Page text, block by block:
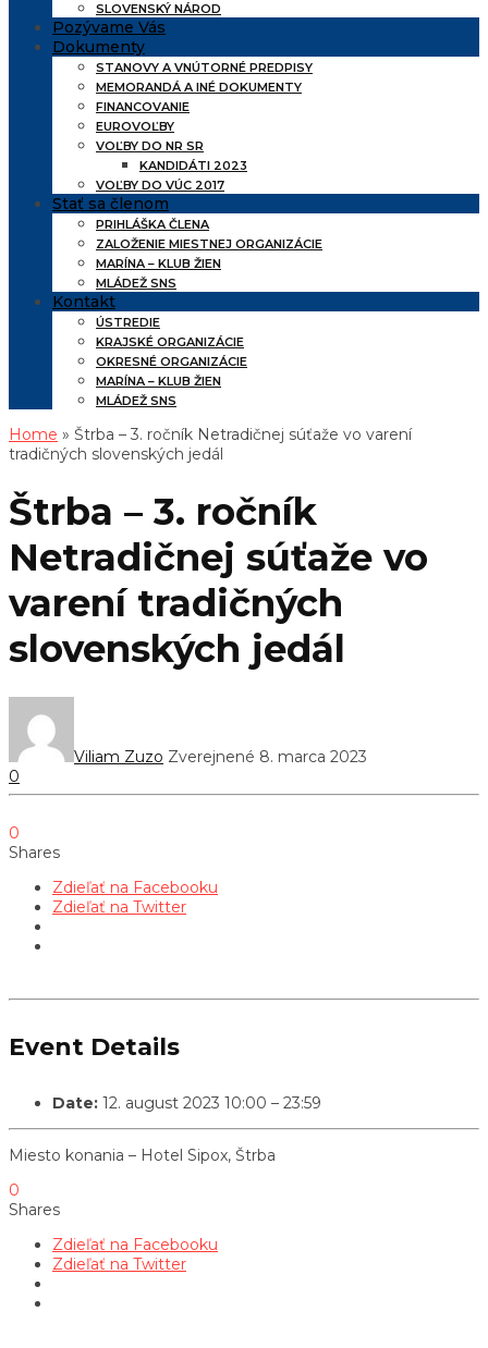
SLOVENSKÝ NÁROD
Pozývame Vás
Dokumenty
STANOVY A VNÚTORNÉ PREDPISY
MEMORANDÁ A INÉ DOKUMENTY
FINANCOVANIE
EUROVOĽBY
VOĽBY DO NR SR
KANDIDÁTI 2023
VOĽBY DO VÚC 2017
Stať sa členom
PRIHLÁŠKA ČLENA
ZALOŽENIE MIESTNEJ ORGANIZÁCIE
MARÍNA – KLUB ŽIEN
MLÁDEŽ SNS
Kontakt
ÚSTREDIE
KRAJSKÉ ORGANIZÁCIE
OKRESNÉ ORGANIZÁCIE
MARÍNA – KLUB ŽIEN
MLÁDEŽ SNS
Home » Štrba – 3. ročník Netradičnej súťaže vo varení
tradičných slovenských jedál
Štrba – 3. ročník
Netradičnej súťaže vo
varení tradičných
slovenských jedál
Viliam Zuzo Zverejnené 8. marca 2023
0
0
Shares
Zdieľať na Facebooku
Zdieľať na Twitter
Event Details
Date: 12. august 2023 10:00 – 23:59
Miesto konania – Hotel Sipox, Štrba
0
Shares
Zdieľať na Facebooku
Zdieľať na Twitter